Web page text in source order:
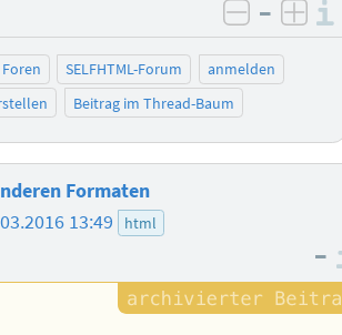
negativ
–
SELFHTML-Forum
anmelden
Beitrag im Thread-Baum
Formaten
13:49 html
–